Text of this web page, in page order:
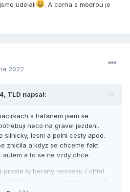
udelali
. A cerna s modrou je
2022
TLD napsal:
s hafanem jsem se
neco na gravel jezdeni.
silnicky, lesni a polni cesty apod.
znicila a kdyz se chceme fakt
autem a to se ne vzdy chce.
proste ty berany nesnesu ( chtel
heterak, tak s beranama jezdit